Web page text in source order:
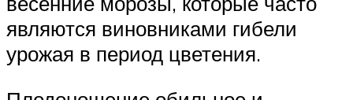
являются виновниками гибели
урожая в период цветения.